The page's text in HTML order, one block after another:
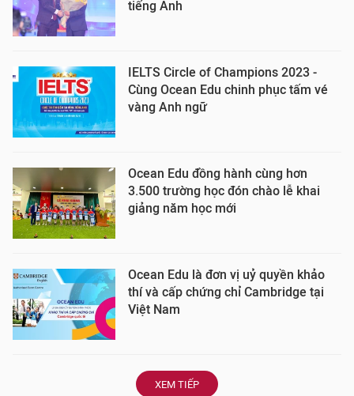
tiếng Anh
IELTS Circle of Champions 2023 -
Cùng Ocean Edu chinh phục tấm vé
vàng Anh ngữ
Ocean Edu đồng hành cùng hơn
3.500 trường học đón chào lễ khai
giảng năm học mới
Ocean Edu là đơn vị uỷ quyền khảo
thí và cấp chứng chỉ Cambridge tại
Việt Nam
XEM TIẾP